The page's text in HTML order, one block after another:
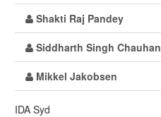
Shakti Raj Pandey
Siddharth Singh Chauhan
Mikkel Jakobsen
IDA Syd